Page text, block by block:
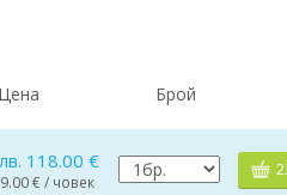
Цена Брой
118.00 €
€ / човек